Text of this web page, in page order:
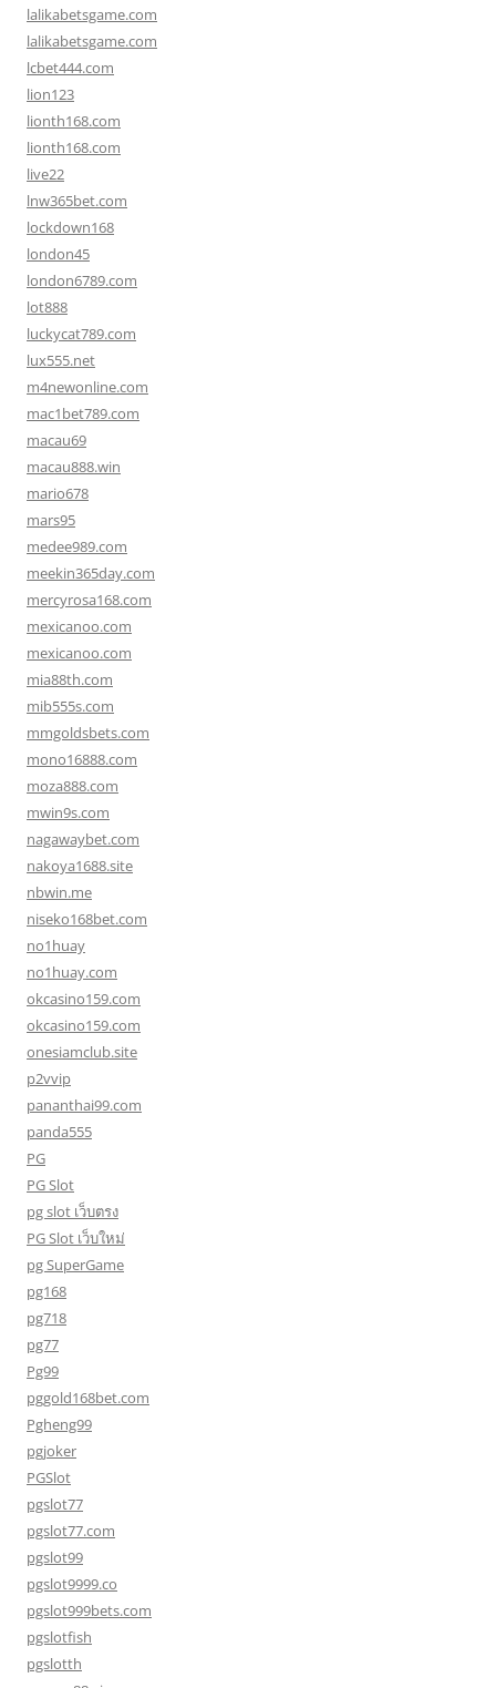
lalikabetsgame.com
lalikabetsgame.com
lcbet444.com
lion123
lionth168.com
lionth168.com
live22
lnw365bet.com
lockdown168
london45
london6789.com
lot888
luckycat789.com
lux555.net
m4newonline.com
mac1bet789.com
macau69
macau888.win
mario678
mars95
medee989.com
meekin365day.com
mercyrosa168.com
mexicanoo.com
mexicanoo.com
mia88th.com
mib555s.com
mmgoldsbets.com
mono16888.com
moza888.com
mwin9s.com
nagawaybet.com
nakoya1688.site
nbwin.me
niseko168bet.com
no1huay
no1huay.com
okcasino159.com
okcasino159.com
onesiamclub.site
p2vvip
pananthai99.com
panda555
PG
PG Slot
pg slot เว็บตรง
PG Slot เว็บใหม่
pg SuperGame
pg168
pg718
pg77
Pg99
pggold168bet.com
Pgheng99
pgjoker
PGSlot
pgslot77
pgslot77.com
pgslot99
pgslot9999.co
pgslot999bets.com
pgslotfish
pgslotth